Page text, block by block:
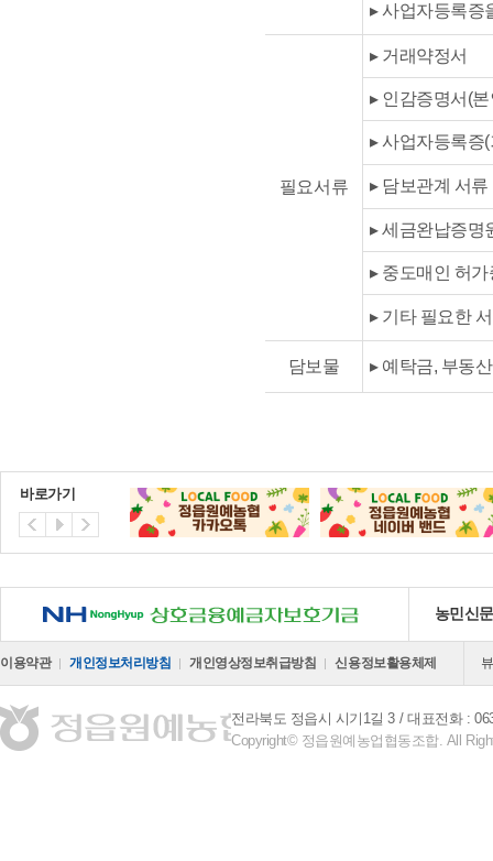
▸ 사업자등록증
필요서류
▸ 거래약정서
▸ 인감증명서(
▸ 사업자등록증
▸ 담보관계 서류
▸ 세금완납증명
▸ 중도매인 허
▸ 기타 필요한
담보물 ▸ 예탁금, 부동
바로가기
NH 상호금융예금자보호기금 농민신
이용약관 개인정보처리방침 개인영상정보취급방침 신용정보활용체제
전라북도 정읍시 시기1길 3
대표전화 :
Copyright© 정읍원예농업협동조합. All